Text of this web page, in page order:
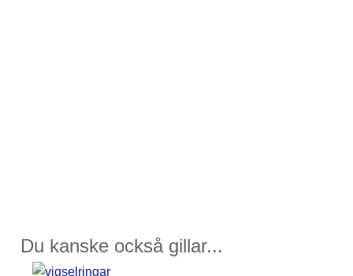
Du kanske också gillar...